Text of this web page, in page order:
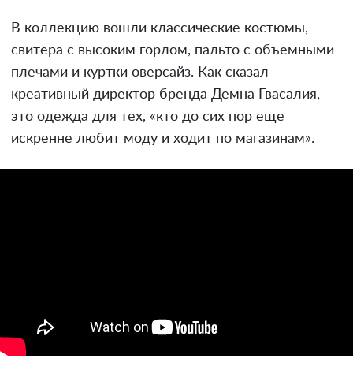
В коллекцию вошли классические костюмы,
свитера с высоким горлом, пальто с объемными
плечами и куртки оверсайз. Как сказал
креативный директор бренда Демна Гвасалия,
это одежда для тех, «кто до сих пор еще
искренне любит моду и ходит по магазинам».